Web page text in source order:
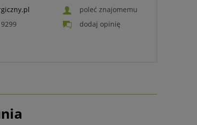
poleć znajomemu
dodaj opinię